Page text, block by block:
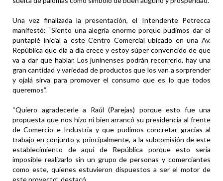
Una vez finalizada la presentación, el Intendente Petrecca
manifestó: “Siento una alegría enorme porque pudimos dar el
puntapié inicial a este Centro Comercial ubicado en una Av.
República que día a día crece y estoy súper convencido de que
va a dar que hablar. Los juninenses podrán recorrerlo, hay una
gran cantidad y variedad de productos que los van a sorprender
y ojalá sirva para promover el consumo que es lo que todos
queremos”.
“Quiero agradecerle a Raúl (Parejas) porque esto fue una
propuesta que nos hizo ni bien arrancó su presidencia al frente
de Comercio e Industria y que pudimos concretar gracias al
trabajo en conjunto y, principalmente, a la subcomisión de este
establecimiento de aquí de República porque esto sería
imposible realizarlo sin un grupo de personas y comerciantes
como este, quienes estuvieron dispuestos a ser el motor de